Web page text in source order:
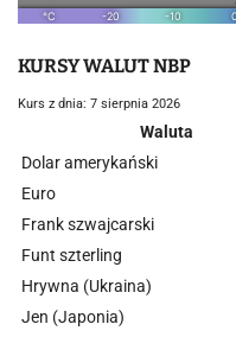
KURSY WALUT NBP
Kurs z dnia: 7 sierpnia 2026
Waluta
Dolar amerykański
Euro
Frank szwajcarski
Funt szterling
Hrywna (Ukraina)
Jen (Japonia)